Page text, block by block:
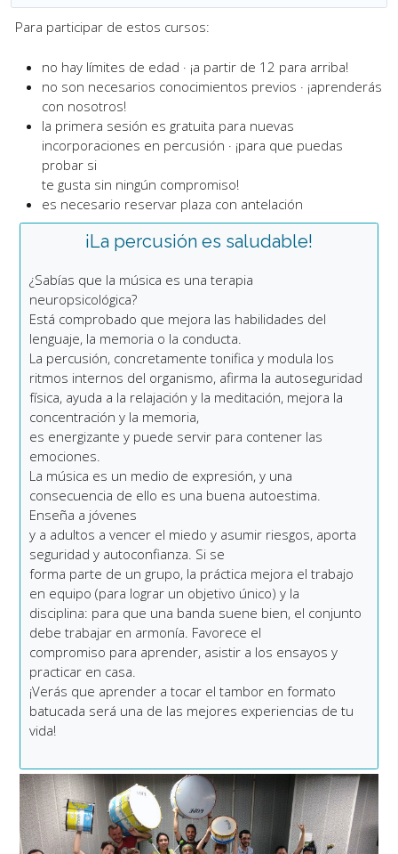
Para participar de estos cursos:
no hay límites de edad · ¡a partir de 12 para arriba!
no son necesarios conocimientos previos · ¡aprenderás
con nosotros!
la primera sesión es gratuita para nuevas
incorporaciones en percusión · ¡para que puedas
probar si
te gusta sin ningún compromiso!
es necesario reservar plaza con antelación
¡La percusión es saludable!
¿Sabías que la música es una terapia
neuropsicológica?
Está comprobado que mejora las habilidades del
lenguaje, la memoria o la conducta.
La percusión, concretamente tonifica y modula los
ritmos internos del organismo, afirma la autoseguridad
física, ayuda a la relajación y la meditación, mejora la
concentración y la memoria,
es energizante y puede servir para contener las
emociones.
La música es un medio de expresión, y una
consecuencia de ello es una buena autoestima.
Enseña a jóvenes
y a adultos a vencer el miedo y asumir riesgos, aporta
seguridad y autoconfianza. Si se
forma parte de un grupo, la práctica mejora el trabajo
en equipo (para lograr un objetivo único) y la
disciplina: para que una banda suene bien, el conjunto
debe trabajar en armonía. Favorece el
compromiso para aprender, asistir a los ensayos y
practicar en casa.
¡Verás que aprender a tocar el tambor en formato
batucada será una de las mejores experiencias de tu
vida!